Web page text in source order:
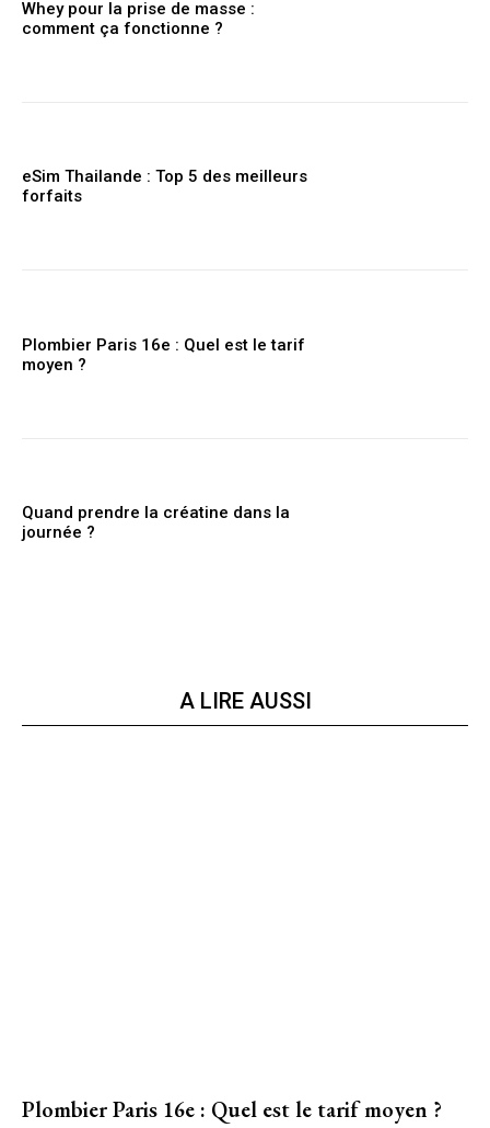
Whey pour la prise de masse :
comment ça fonctionne ?
eSim Thailande : Top 5 des meilleurs
forfaits
Plombier Paris 16e : Quel est le tarif
moyen ?
Quand prendre la créatine dans la
journée ?
A LIRE AUSSI
Plombier Paris 16e : Quel est le tarif moyen ?